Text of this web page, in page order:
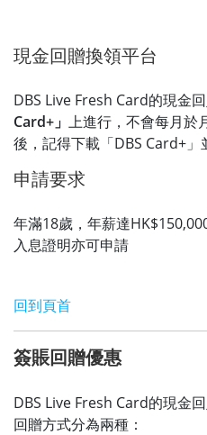
現金回贈換領平台
DBS Live Fresh Card的現金
Card+」 上進行，不會每月於
後，記得下載「DBS Card+」
申請要求
年滿18歲，年薪達
入息證明亦可申請
回到頁首
簽賬回贈優惠
DBS Live Fresh Card的現金
回贈方式分為兩種：